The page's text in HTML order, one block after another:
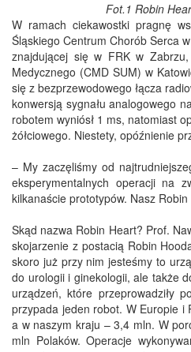
Fot.1 Robin
W ramach ciekawostki pragnę
Śląskiego Centrum Chorób Serca
znajdującej się w FRK w Zabrzu,
Medycznego (CMD SUM) w
się z bezprzewodowego łącza
konwersją sygnału analogowego
robotem wyniósł 1 ms, natomiast
żółciowego. Niestety, opóźnienie
– My zaczęliśmy od
eksperymentalnych operacji na
kilkanaście prototypów. Nasz
Skąd nazwa Robin Heart? Prof.
skojarzenie z postacią Robin
skoro już przy nim jesteśmy to
do urologii i ginekologii, ale także
urządzeń, które przeprowadziły
przypada jeden robot. W Europie i
a w naszym kraju – 3,4 mln. W
mln Polaków. Operacje